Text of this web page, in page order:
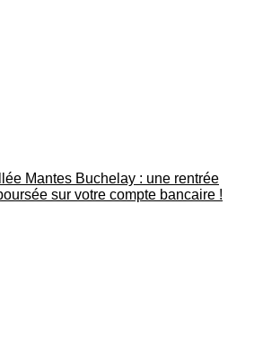
Mantes Buchelay : une rentrée
sur votre compte bancaire !